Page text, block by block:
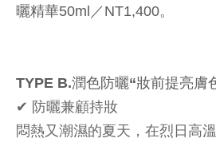
曬精華50ml／NT1,400。
TYPE B.潤色防曬“妝前提亮膚
✔︎ 防曬兼顧持妝
悶熱又潮濕的夏天，在烈日高